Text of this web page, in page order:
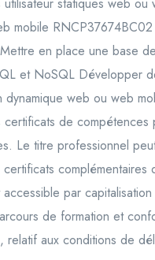
mobile
en place une base
et NoSQL Développer
web ou web
de compétences
Le titre professionnel
complémentaires
par
de formation et
aux conditions de